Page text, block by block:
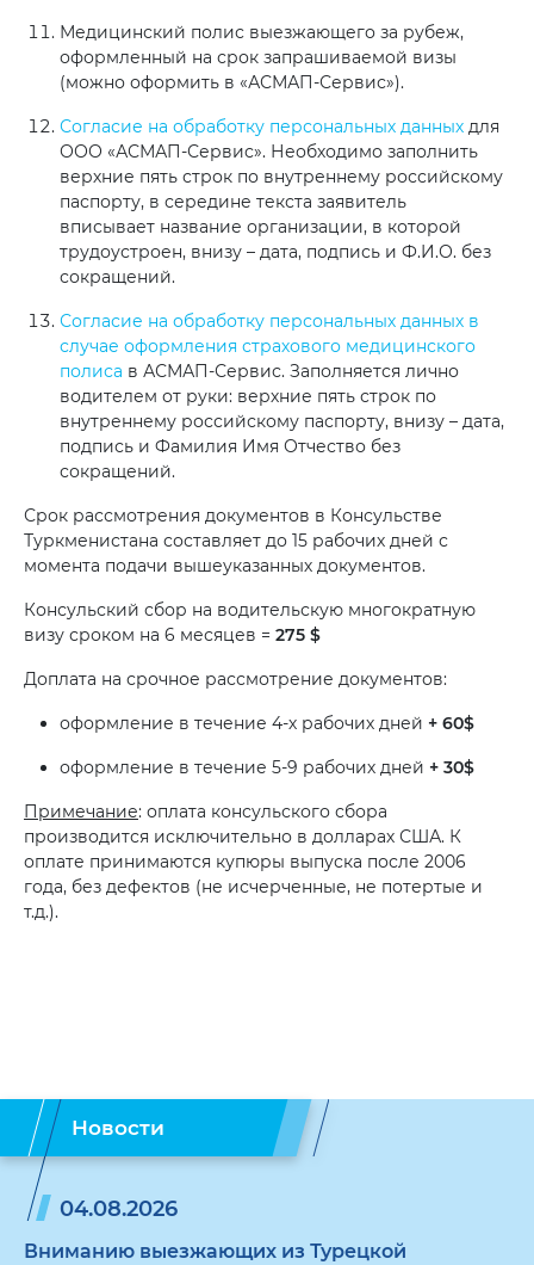
Медицинский полис выезжающего за рубеж,
оформленный на срок запрашиваемой визы
(можно оформить в «АСМАП-Сервис»).
Согласие на обработку персональных данных для
ООО «АСМАП-Сервис». Необходимо заполнить
верхние пять строк по внутреннему российскому
паспорту, в середине текста заявитель
вписывает название организации, в которой
трудоустроен, внизу – дата, подпись и Ф.И.О. без
сокращений.
Согласие на обработку персональных данных в
случае оформления страхового медицинского
полиса в АСМАП-Сервис. Заполняется лично
водителем от руки: верхние пять строк по
внутреннему российскому паспорту, внизу – дата,
подпись и Фамилия Имя Отчество без
сокращений.
Срок рассмотрения документов в Консульстве
Туркменистана составляет до 15 рабочих дней с
момента подачи вышеуказанных документов.
Консульский сбор на водительскую многократную
визу сроком на 6 месяцев = 275 $
Доплата на срочное рассмотрение документов:
оформление в течение 4-х рабочих дней + 60$
оформление в течение 5-9 рабочих дней + 30$
Примечание: оплата консульского сбора
производится исключительно в долларах США. К
оплате принимаются купюры выпуска после 2006
года, без дефектов (не исчерченные, не потертые и
т.д.).
Новости
04.08.2026
Вниманию выезжающих из Турецкой